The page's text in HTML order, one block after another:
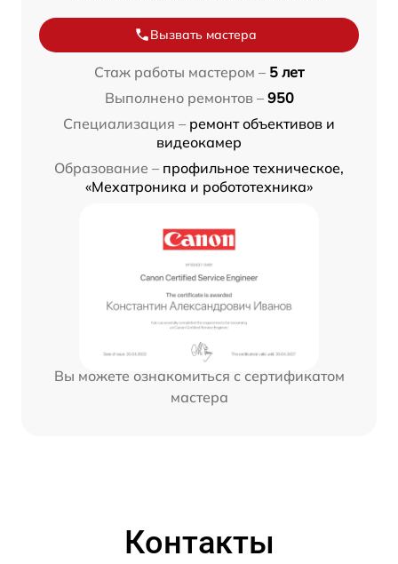
Вызвать мастера
Стаж работы мастером – 5 лет
Выполнено ремонтов – 950
Специализация – ремонт объективов и
видеокамер
Образование – профильное техническое,
«Мехатроника и робототехника»
Вы можете ознакомиться с сертификатом
мастера
Контакты